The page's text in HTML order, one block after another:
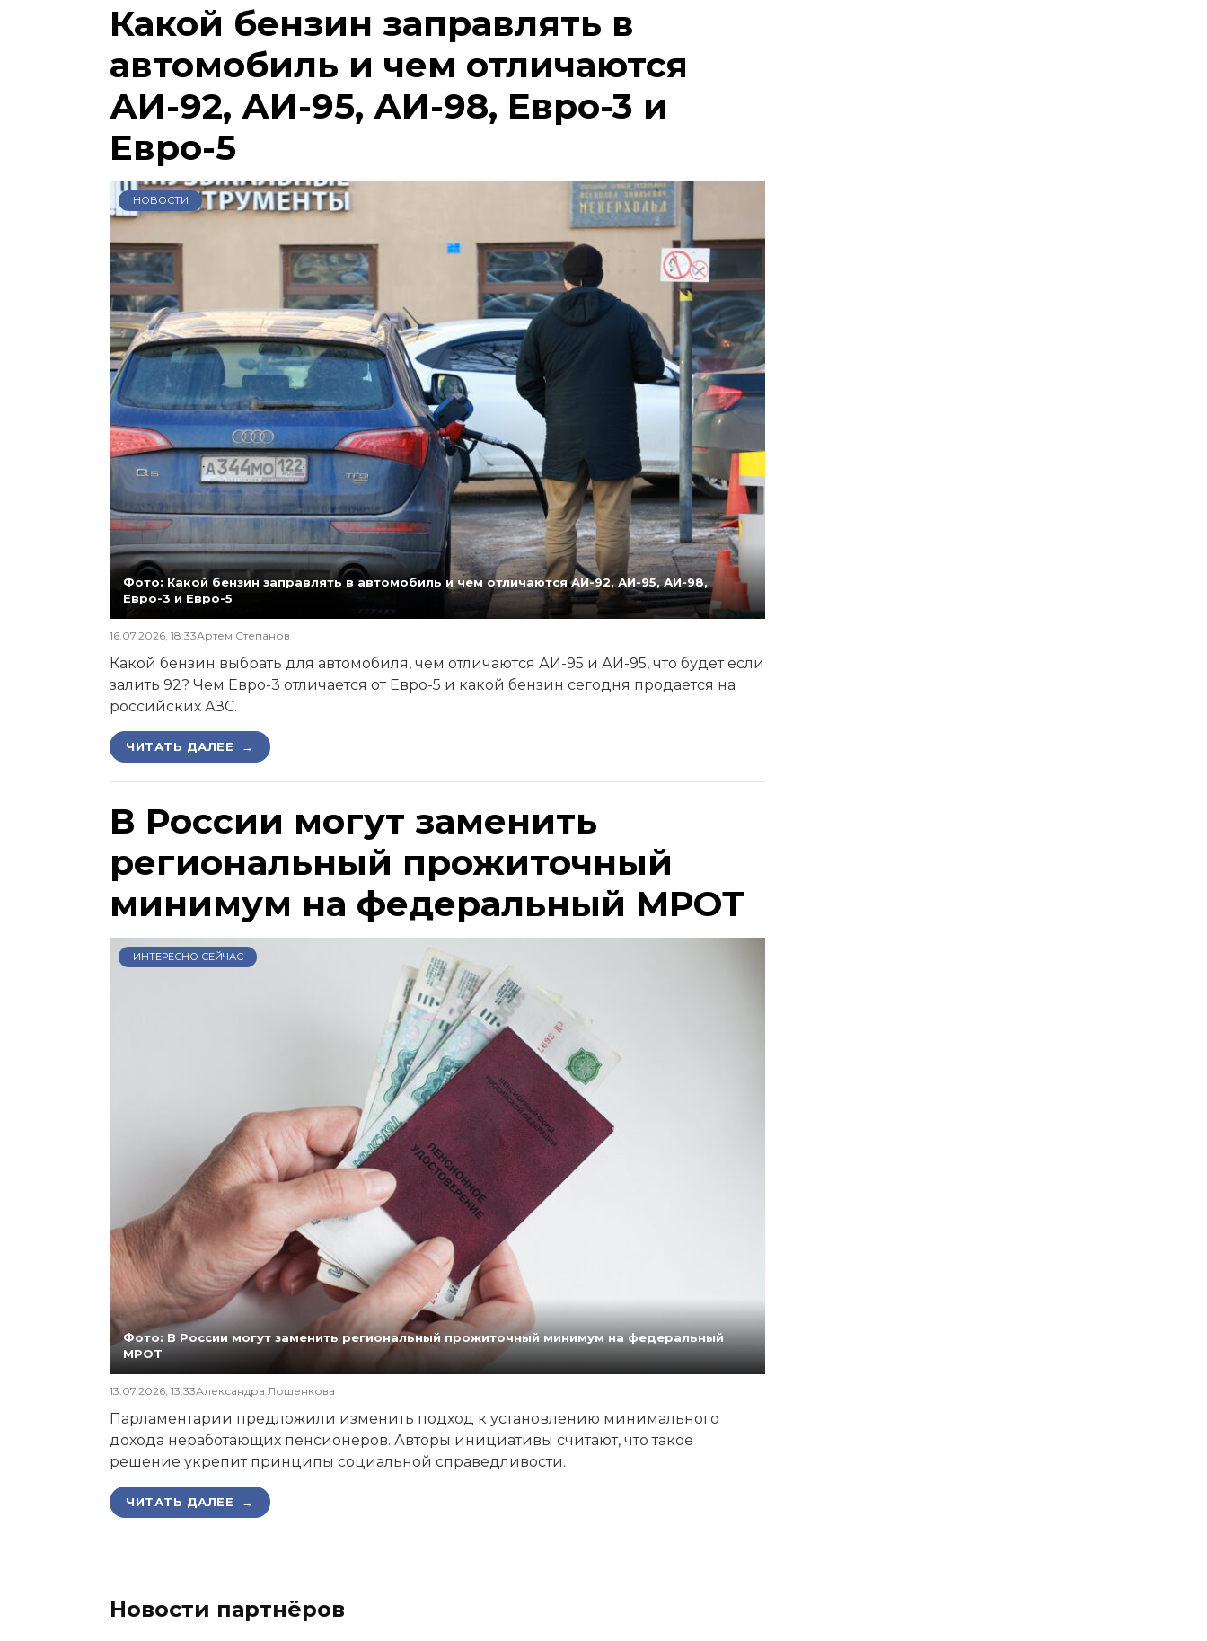
Какой бензин заправлять в
автомобиль и чем отличаются
АИ-92, АИ-95, АИ-98, Евро-3 и
Евро-5
НОВОСТИ
Фото: Какой бензин заправлять в автомобиль и чем отличаются АИ-92, АИ-95, АИ-98,
Евро-3 и Евро-5
16.07.2026, 18:33Артем Степанов
Какой бензин выбрать для автомобиля, чем отличаются АИ-95 и АИ-95, что будет если
залить 92? Чем Евро-3 отличается от Евро-5 и какой бензин сегодня продается на
российских АЗС.
ЧИТАТЬ ДАЛЕЕ →
В России могут заменить
региональный прожиточный
минимум на федеральный МРОТ
ИНТЕРЕСНО СЕЙЧАС
Фото: В России могут заменить региональный прожиточный минимум на федеральный
МРОТ
13.07.2026, 13:33Александра Лошенкова
Парламентарии предложили изменить подход к установлению минимального
дохода неработающих пенсионеров. Авторы инициативы считают, что такое
решение укрепит принципы социальной справедливости.
ЧИТАТЬ ДАЛЕЕ →
Новости партнёров